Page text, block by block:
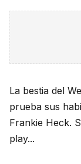
La bestia del
prueba sus
Frankie Heck.
play...